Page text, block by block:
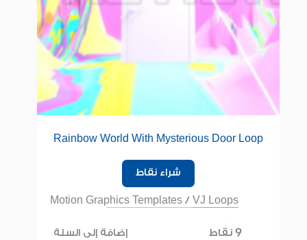
Rainbow World With Mysterious Door Loop
شراء نقاط
Motion Graphics Templates /VJ Loops
9 نقاط إضافة إلى السلة